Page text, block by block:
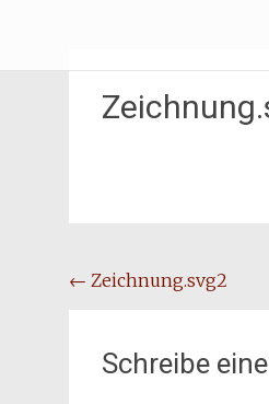
springen
← Zeichnung.svg2
Schreibe